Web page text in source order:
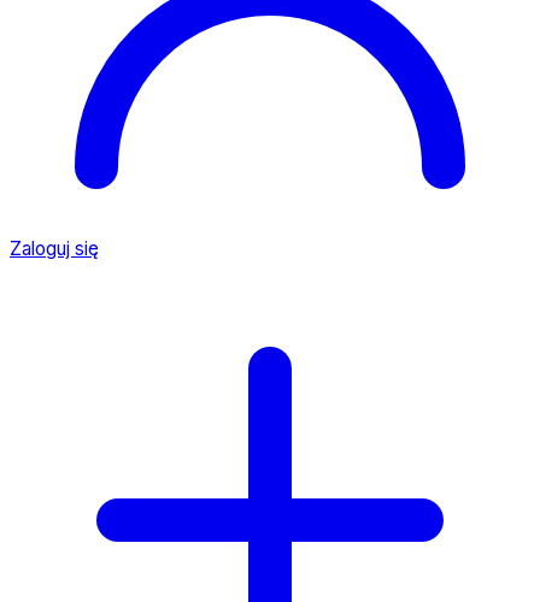
Zaloguj się